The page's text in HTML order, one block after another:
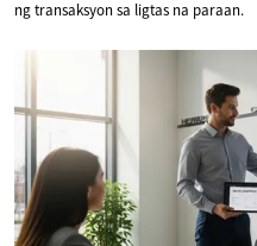
ng transaksyon sa ligtas na paraan.